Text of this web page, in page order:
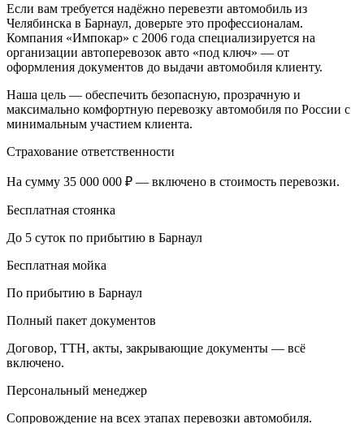
Если вам требуется надёжно перевезти автомобиль из
Челябинска в Барнаул, доверьте это профессионалам.
Компания «Импокар» с 2006 года специализируется на
организации автоперевозок авто «под ключ» — от
оформления документов до выдачи автомобиля клиенту.
Наша цель — обеспечить безопасную, прозрачную и
максимально комфортную перевозку автомобиля по России с
минимальным участием клиента.
Страхование ответственности
На сумму 35 000 000 ₽ — включено в стоимость перевозки.
Бесплатная стоянка
До 5 суток по прибытию в Барнаул
Бесплатная мойка
По прибытию в Барнаул
Полный пакет документов
Договор, ТТН, акты, закрывающие документы — всё
включено.
Персональный менеджер
Сопровождение на всех этапах перевозки автомобиля.